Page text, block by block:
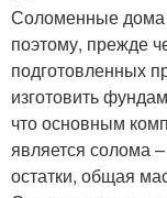
Соломенные дома
поэтому, прежде
подготовленных
изготовить
что основным
является солома
остатки, общая